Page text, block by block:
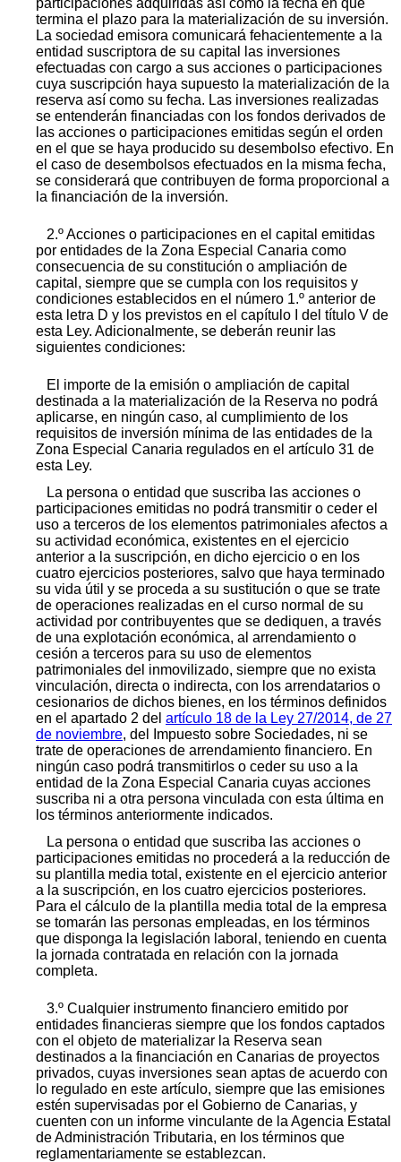
participaciones adquiridas así como la fecha en que
termina el plazo para la materialización de su inversión.
La sociedad emisora comunicará fehacientemente a la
entidad suscriptora de su capital las inversiones
efectuadas con cargo a sus acciones o participaciones
cuya suscripción haya supuesto la materialización de la
reserva así como su fecha. Las inversiones realizadas
se entenderán financiadas con los fondos derivados de
las acciones o participaciones emitidas según el orden
en el que se haya producido su desembolso efectivo. En
el caso de desembolsos efectuados en la misma fecha,
se considerará que contribuyen de forma proporcional a
la financiación de la inversión.
2.º Acciones o participaciones en el capital emitidas
por entidades de la Zona Especial Canaria como
consecuencia de su constitución o ampliación de
capital, siempre que se cumpla con los requisitos y
condiciones establecidos en el número 1.º anterior de
esta letra D y los previstos en el capítulo I del título V de
esta Ley. Adicionalmente, se deberán reunir las
siguientes condiciones:
El importe de la emisión o ampliación de capital
destinada a la materialización de la Reserva no podrá
aplicarse, en ningún caso, al cumplimiento de los
requisitos de inversión mínima de las entidades de la
Zona Especial Canaria regulados en el artículo 31 de
esta Ley.
La persona o entidad que suscriba las acciones o
participaciones emitidas no podrá transmitir o ceder el
uso a terceros de los elementos patrimoniales afectos a
su actividad económica, existentes en el ejercicio
anterior a la suscripción, en dicho ejercicio o en los
cuatro ejercicios posteriores, salvo que haya terminado
su vida útil y se proceda a su sustitución o que se trate
de operaciones realizadas en el curso normal de su
actividad por contribuyentes que se dediquen, a través
de una explotación económica, al arrendamiento o
cesión a terceros para su uso de elementos
patrimoniales del inmovilizado, siempre que no exista
vinculación, directa o indirecta, con los arrendatarios o
cesionarios de dichos bienes, en los términos definidos
en el apartado 2 del artículo 18 de la Ley 27/2014, de 27
de noviembre, del Impuesto sobre Sociedades, ni se
trate de operaciones de arrendamiento financiero. En
ningún caso podrá transmitirlos o ceder su uso a la
entidad de la Zona Especial Canaria cuyas acciones
suscriba ni a otra persona vinculada con esta última en
los términos anteriormente indicados.
La persona o entidad que suscriba las acciones o
participaciones emitidas no procederá a la reducción de
su plantilla media total, existente en el ejercicio anterior
a la suscripción, en los cuatro ejercicios posteriores.
Para el cálculo de la plantilla media total de la empresa
se tomarán las personas empleadas, en los términos
que disponga la legislación laboral, teniendo en cuenta
la jornada contratada en relación con la jornada
completa.
3.º Cualquier instrumento financiero emitido por
entidades financieras siempre que los fondos captados
con el objeto de materializar la Reserva sean
destinados a la financiación en Canarias de proyectos
privados, cuyas inversiones sean aptas de acuerdo con
lo regulado en este artículo, siempre que las emisiones
estén supervisadas por el Gobierno de Canarias, y
cuenten con un informe vinculante de la Agencia Estatal
de Administración Tributaria, en los términos que
reglamentariamente se establezcan.